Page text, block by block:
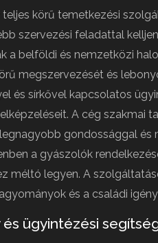
teljes körű temetkezési
szervezési feladattal
a belföldi és nemzetközi
megszervezését és
és sírkővel kapcsolatos
A cég szakmai
gondossággal
a gyászolók
méltó legyen. A
és a családi
ügyintézési